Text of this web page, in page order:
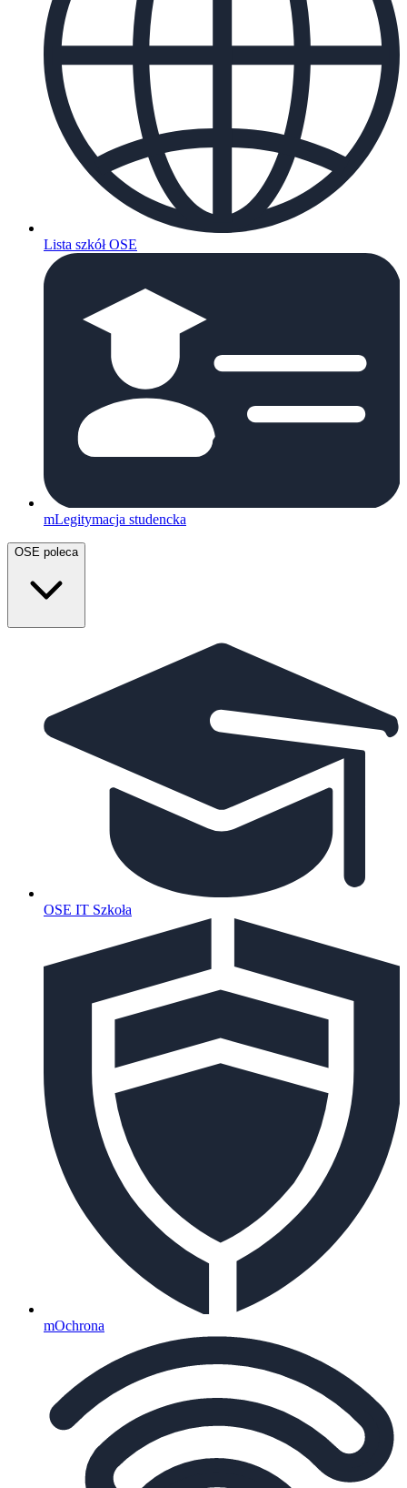
Lista szkół OSE
mLegitymacja studencka
OSE poleca
OSE IT Szkoła
mOchrona